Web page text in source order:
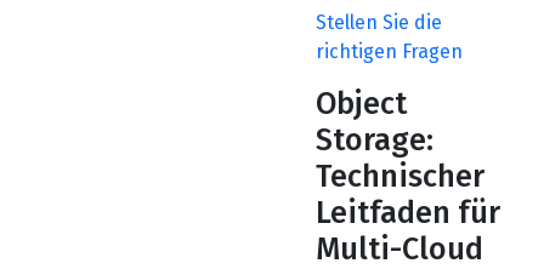
Stellen Sie die
richtigen Fragen
Object
Storage:
Technischer
Leitfaden für
Multi-Cloud